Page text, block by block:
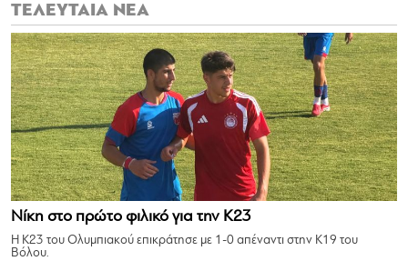
ΤΕΛΕΥΤΑΙΑ ΝΕΑ
Νίκη στο πρώτο φιλικό για την Κ23
Η Κ23 του Ολυμπιακού επικράτησε με 1-0 απέναντι στην Κ19 του
Βόλου.